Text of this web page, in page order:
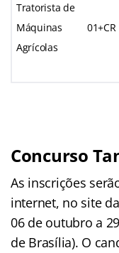
Tratorista de
Máquinas
Agrícolas
01+CR
Concurso
As inscrições
internet, no site
06 de outubro a
de Brasília). O